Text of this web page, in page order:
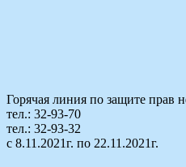
Горячая линия по защите
тел.: 32-93-70
тел.: 32-93-32
с 8.11.2021г. по 22.11.2021г.